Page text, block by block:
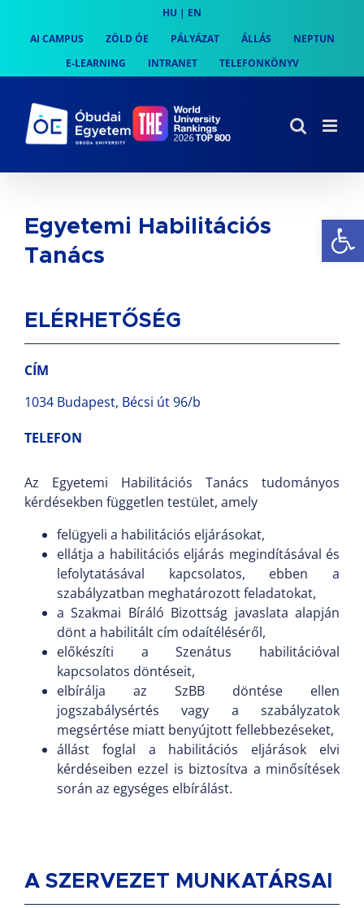
content
HU | EN
AI CAMPUS
ZÖLD ÓE PÁLYÁZAT ÁLLÁS
NEPTUN
E-LEARNING
INTRANET TELEFONKÖNYV
Egyetemi Habilitációs
Tanács
ELÉRHETŐSÉG
CÍM
1034 Budapest, Bécsi út 96/b
TELEFON
Az Egyetemi Habilitációs Tanács tudományos
kérdésekben független testület, amely
felügyeli a habilitációs eljárásokat,
ellátja a habilitációs eljárás megindításával és
lefolytatásával kapcsolatos, ebben a
szabályzatban meghatározott feladatokat,
a Szakmai Bíráló Bizottság javaslata alapján
dönt a habilitált cím odaítéléséről,
előkészíti a Szenátus habilitációval
kapcsolatos döntéseit,
elbírálja az SzBB döntése ellen
jogszabálysértés vagy a szabályzatok
megsértése miatt benyújtott fellebbezéseket,
állást foglal a habilitációs eljárások elvi
kérdéseiben ezzel is biztosítva a minősítések
során az egységes elbírálást.
A SZERVEZET MUNKATÁRSAI